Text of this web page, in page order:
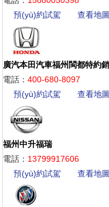
預(yù)約試駕
查看地圖
廣汽本田汽車福州閩都特約
電話： 400-680-8097
預(yù)約試駕
查看地圖
福州中升福瑞
電話： 13799917606
預(yù)約試駕
查看地圖